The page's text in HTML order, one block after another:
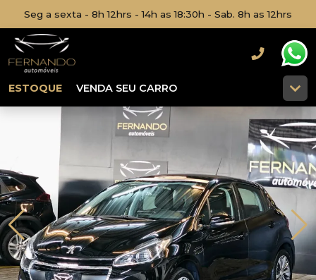
Seg a sexta - 8h 12hrs - 14h as 18:30h - Sab. 8h as 12hrs
ESTOQUE VENDA SEU CARRO